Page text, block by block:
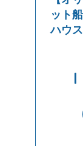
ット
ハウ